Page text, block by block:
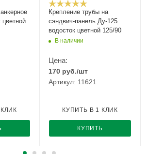
цветной
Крепление трубы на
сэндвич-панель Ду-125
водосток цветной 125/90
В наличии
Цена:
170 руб./шт
Артикул: 11621
КУПИТЬ
КУПИТЬ В 1 КЛИК